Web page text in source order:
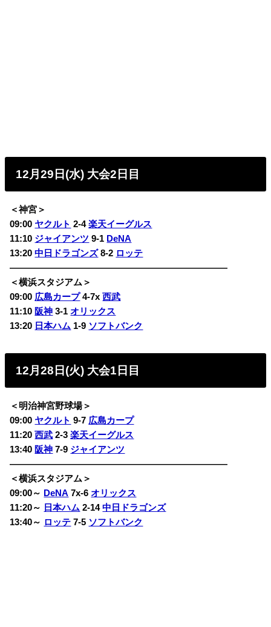
12月29日(水) 大会2日目
＜神宮＞
09:00 ヤクルト 2-4楽天イーグルス
11:10 ジャイアンツ 9-1 DeNA
13:20中日ドラゴンズ8-2 ロッテ
————————————————————————
＜横浜スタジアム＞
09:00 広島カープ4-7x西武
11:10 阪神 3-1オリックス
13:20 日本ハム 1-9 ソフトバンク
12月28日(火) 大会1日目
＜明治神宮野球場＞
09:00 ヤクルト 9-7 広島カープ
11:20西武 2-3楽天イーグルス
13:40 阪神 7-9 ジャイアンツ
————————————————————————
＜横浜スタジアム＞
09:00～ DeNA 7x-6オリックス
11:20～
日本ハム 2-14中日ドラゴンズ
13:40～ ロッテ 7-5 ソフトバンク